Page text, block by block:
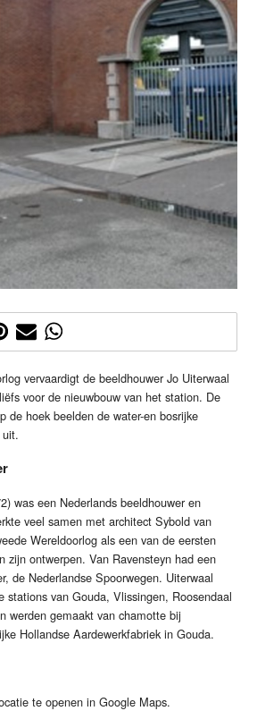
vervaardigt de beeldhouwer Jo Uiterwaal
voor de nieuwbouw van het station. De
de hoek beelden de water-en bosrijke
was een Nederlands beeldhouwer en
veel samen met architect Sybold van
Wereldoorlog als een van de eersten
zijn ontwerpen. Van Ravensteyn had een
de Nederlandse Spoorwegen. Uiterwaal
stations van Gouda, Vlissingen, Roosendaal
werden gemaakt van chamotte bij
Hollandse Aardewerkfabriek in Gouda.
te openen in Google Maps.